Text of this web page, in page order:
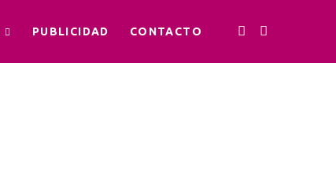
PUBLICIDAD CONTACTO